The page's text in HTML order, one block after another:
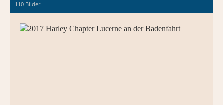
110 Bilder